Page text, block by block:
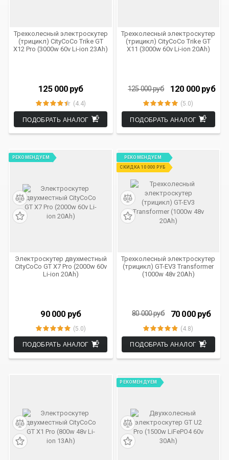
Трехколесный электроскутер
(трицикл) CityCoCo Trike GT
X12 Pro (3000w 60v Li-ion 23Ah)
125 000 руб
(4.4)
ПОДОБРАТЬ АНАЛОГ
Трехколесный электроскутер
(трицикл) CityCoCo Trike GT
X11 (3000w 60v Li-ion 20Ah)
125 000руб 120 000 руб
(5.0)
ПОДОБРАТЬ АНАЛОГ
РЕКОМЕНДУЕМ
Электроскутер двухместный
CityCoCo GT X7 Pro (2000w 60v
Li-ion 20Ah)
90 000 руб
(5.0)
ПОДОБРАТЬ АНАЛОГ
РЕКОМЕНДУЕМ
СКИДКА 10 000 РУБ
Трехколесный электроскутер
(трицикл) GT-EV3 Transformer
(1000w 48v 20Ah)
80 000руб 70 000 руб
(4.8)
ПОДОБРАТЬ АНАЛОГ
РЕКОМЕНДУЕМ